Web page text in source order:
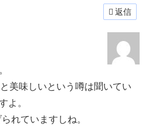
返信
美味しいという噂は聞いてい
よ。
れていますしね。